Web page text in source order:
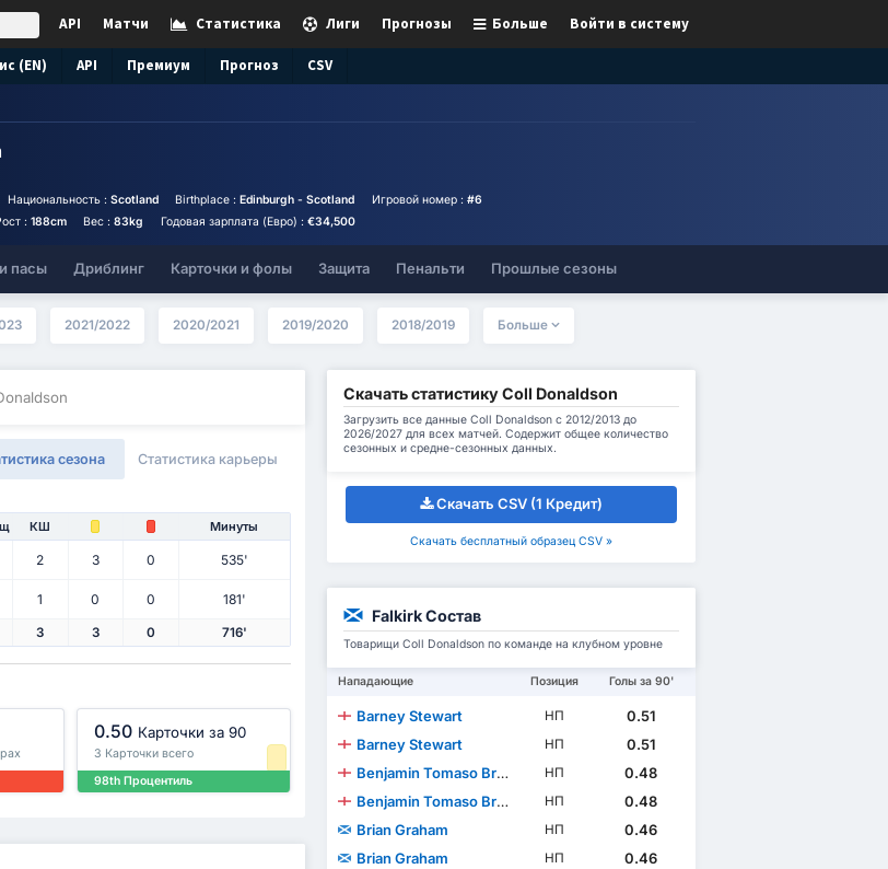
Войти в систему
Больше
Прогнозы
Лиги
Статистика
Матчи
API
(EN) API Премиум Прогноз CSV
Национальность : Scotland Birthplace :Edinburgh - Scotland Игровой номер : #6
: 188cm Вес :83kg Годовая зарплата (Евро) : €34,500
пасы Дриблинг Карточки и фолы Защита Пенальти Прошлые сезоны
2021/2022 2020/2021 2019/2020 2018/2019 Больше
сезона Статистика карьеры
КШ Минуты
2 3 0 535'
1 0 0 181'
3 3 0 716'
0.50 Карточки за 90
3 Карточки всего
98th Процентиль
Скачать статистику Coll Donaldson
Загрузить все данные Coll Donaldson с 2012/2013 до
2026/2027 для всех матчей. Содержит общее количество
сезонных и средне-сезонных данных.
Скачать CSV (1 Кредит)
Скачать бесплатный образец CSV »
Falkirk Состав
Товарищи Coll Donaldson по команде на клубном уровне
Нападающие Позиция Голы за 90'
Barney Stewart НП
0.51
Barney Stewart
НП
0.51
Benjamin Tomaso Broggio
НП
0.48
Benjamin Tomaso Broggio
НП
0.48
Brian Graham
НП
0.46
Brian Graham
НП
0.46